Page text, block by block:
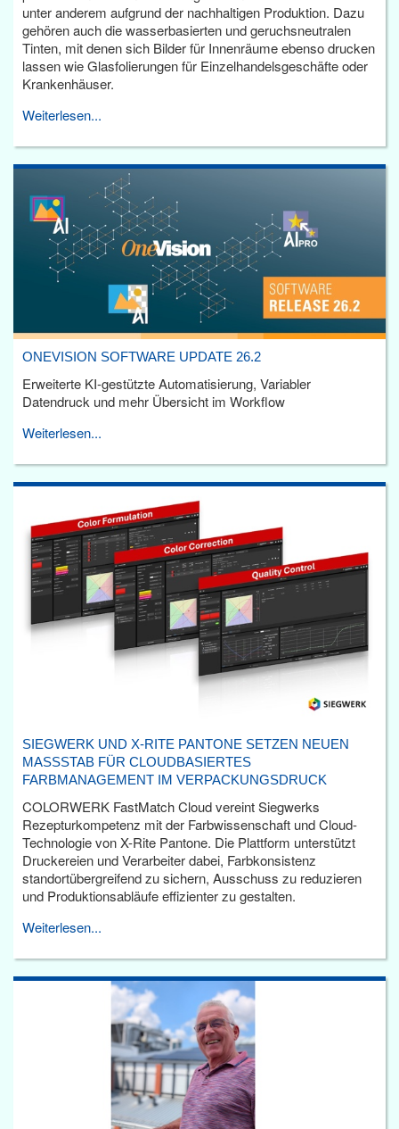
unter anderem aufgrund der nachhaltigen Produktion. Dazu
gehören auch die wasserbasierten und geruchsneutralen
Tinten, mit denen sich Bilder für Innenräume ebenso drucken
lassen wie Glasfolierungen für Einzelhandelsgeschäfte oder
Krankenhäuser.
Weiterlesen...
ONEVISION SOFTWARE UPDATE 26.2
Erweiterte KI-gestützte Automatisierung, Variabler
Datendruck und mehr Übersicht im Workflow
Weiterlesen...
SIEGWERK UND X-RITE PANTONE SETZEN NEUEN
MASSSTAB FÜR CLOUDBASIERTES F
ARBMANAGEMENT IM VERPACKUNGSDRUCK
COLORWERK FastMatch Cloud vereint Siegwerks
Rezepturkompetenz mit der Farbwissenschaft und Cloud-
Technologie von X-Rite Pantone. Die Plattform unterstützt
Druckereien und Verarbeiter dabei, Farbkonsistenz
standortübergreifend zu sichern, Ausschuss zu reduzieren
und Produktionsabläufe effizienter zu gestalten.
Weiterlesen...